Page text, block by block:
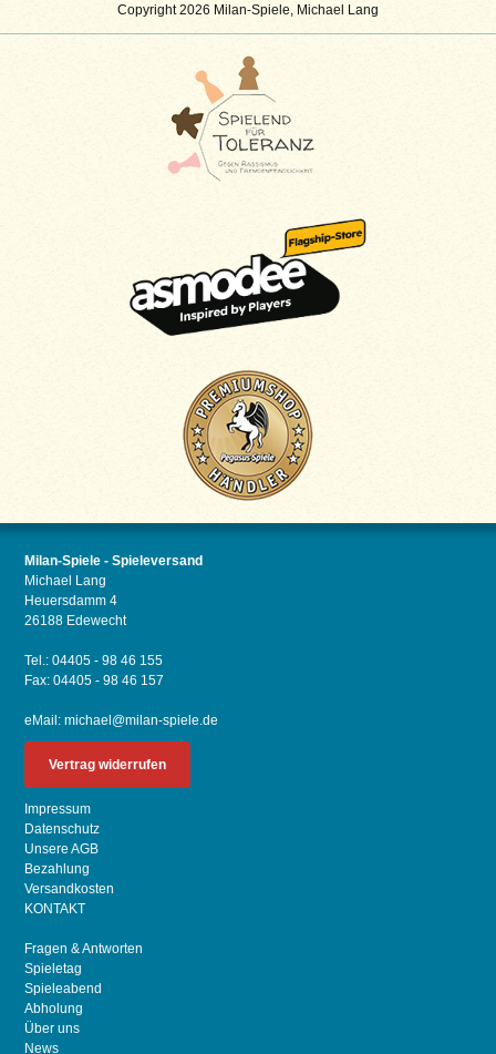
Copyright 2026 Milan-Spiele, Michael Lang
Milan-Spiele - Spieleversand
Michael Lang
Heuersdamm 4
26188 Edewecht
Tel.: 04405 - 98 46 155
Fax: 04405 - 98 46 157
eMail:michael@milan-spiele.de
Vertrag widerrufen
Impressum
Datenschutz
Unsere AGB
Bezahlung
Versandkosten
KONTAKT
Fragen & Antworten
Spieletag
Spieleabend
Abholung
Über uns
News